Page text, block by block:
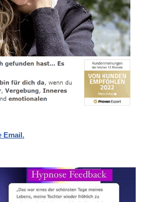
Email.